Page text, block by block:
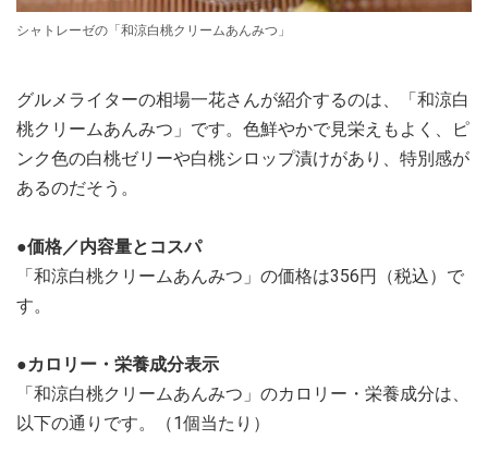
シャトレーゼの「和涼白桃クリームあんみつ」
グルメライターの相場一花さんが紹介するのは、「和涼白
桃クリームあんみつ」です。色鮮やかで見栄えもよく、ピ
ンク色の白桃ゼリーや白桃シロップ漬けがあり、特別感が
あるのだそう。
●価格／内容量とコスパ
「和涼白桃クリームあんみつ」の価格は356円（税込）で
す。
●カロリー・栄養成分表示
「和涼白桃クリームあんみつ」のカロリー・栄養成分は、
以下の通りです。（1個当たり）